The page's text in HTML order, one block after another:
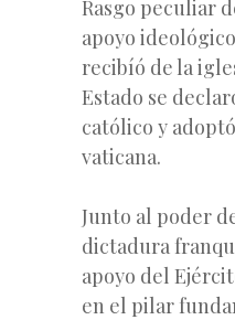
Rasgo peculiar
apoyo
recibíó de la
Estado se
católico y
vaticana.
Junto al poder
dictadura
apoyo del
en el pilar